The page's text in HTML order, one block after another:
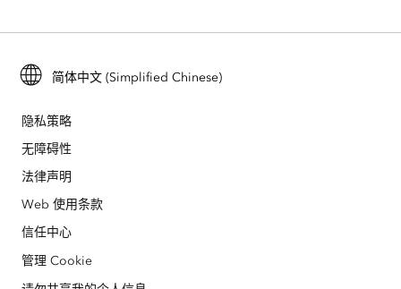
开发者技术
ArcGIS Location Platform
Esri Store
ArcGIS Architecture Center
用户研究和测试
Esri 年轻专家关系网
活动
ArcUser
ArcNews
ArcWatch
Esri Press
招贤纳士
合作伙伴
业务行为准则
环境与可持续发展倡议
网站地图
ArcGIS for Student Use
灾难响应
非营利机构
简体中文 (Simplified Chinese)
隐私策略
无障碍性
法律声明
Web 使用条款
信任中心
管理 Cookie